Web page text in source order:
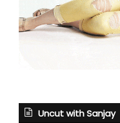
Uncut with Sanjay